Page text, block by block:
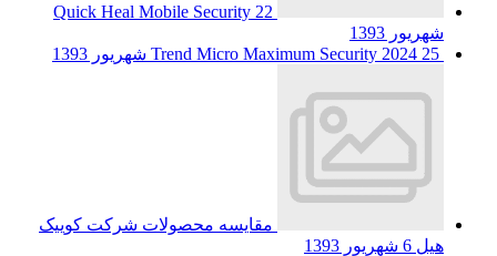
Quick Heal Mobile Security 22
شهریور 1393
Trend Micro Maximum Security 2024 25 شهریور 1393
مقایسه محصولات شرکت کوییک
هیل 6 شهریور 1393